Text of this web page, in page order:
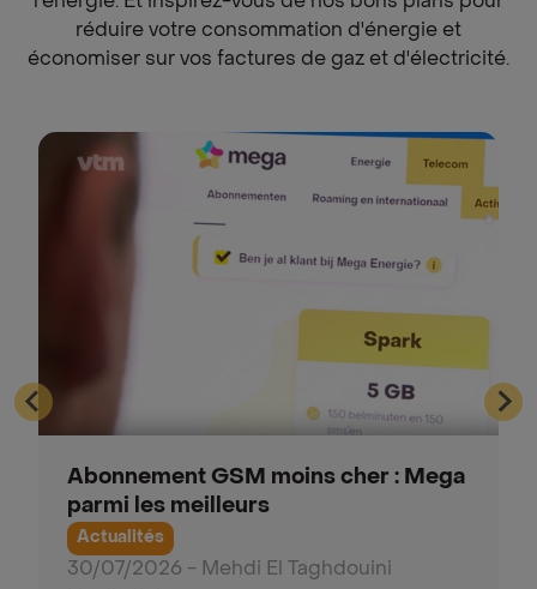
réduire votre consommation d'énergie et
économiser sur vos factures de gaz et d'électricité.
Abonnement GSM moins cher : Mega
parmi les meilleurs
Actualités
30/07/2026 - Mehdi El Taghdouini